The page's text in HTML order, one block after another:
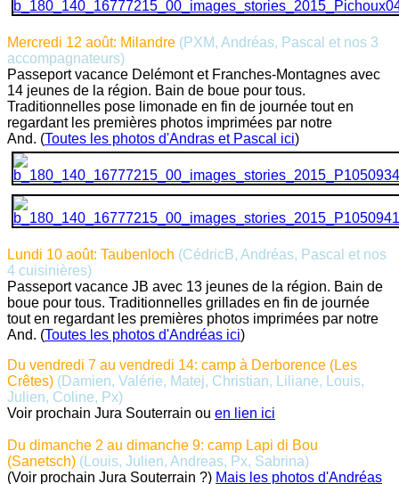
Mercredi 12 août: Milandre (PXM, Andréas, Pascal et nos 3
accompagnateurs)
Passeport vacance Delémont et Franches-Montagnes avec
14 jeunes de la région. Bain de boue pour tous.
Traditionnelles pose limonade en fin de journée tout en
regardant les premières photos imprimées par notre
And. (Toutes les photos d'Andras et Pascal ici)
Lundi 10 août: Taubenloch (CédricB, Andréas, Pascal et nos
4 cuisinières)
Passeport vacance JB avec 13 jeunes de la région. Bain de
boue pour tous. Traditionnelles grillades en fin de journée
tout en regardant les premières photos imprimées par notre
And. (Toutes les photos d'Andréas ici)
Du vendredi 7 au vendredi 14: camp à Derborence (Les
Crêtes) (Damien, Valérie, Matej, Christian, Liliane, Louis,
Julien, Coline, Px)
Voir prochain Jura Souterrain ou en lien ici
Du dimanche 2 au dimanche 9: camp Lapi di Bou
(Sanetsch) (Louis, Julien, Andreas, Px, Sabrina)
(Voir prochain Jura Souterrain ?) Mais les photos d'Andréas